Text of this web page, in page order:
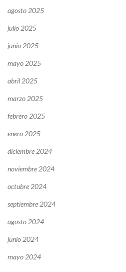
agosto 2025
julio 2025
junio 2025
mayo 2025
abril 2025
marzo 2025
febrero 2025
enero 2025
diciembre 2024
noviembre 2024
octubre 2024
septiembre 2024
agosto 2024
junio 2024
mayo 2024